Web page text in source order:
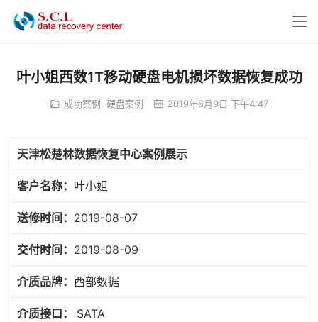
叶小姐西数1T移动硬盘电机损坏数据恢复成功
成功案例 硬盘案例 2019年8月9日 下午4:47
天津松楚林数据恢复中心案例展示
客户名称： 叶小姐
送修时间： 2019-08-07
交付时间： 2019-08-09
介质品牌： 西部数据
介质接口： SATA